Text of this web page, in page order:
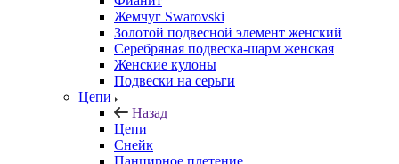
Жемчуг Swarovski
Золотой подвесной элемент женcкий
Серебряная подвеска-шарм женская
Женские кулоны
Подвески на серьги
Цепи
Назад
Цепи
Снейк
Панцирное плетение